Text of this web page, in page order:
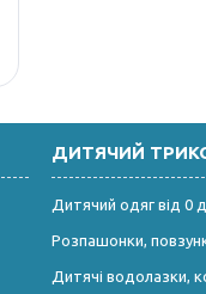
ДИТЯЧИЙ
Дитячий одяг від 0
Розпашонки,
Дитячі водолазки,